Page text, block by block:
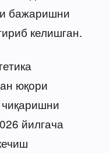
бажаришни
келишган.
юқори
йилгача